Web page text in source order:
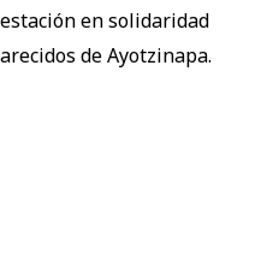
en solidaridad
de Ayotzinapa.